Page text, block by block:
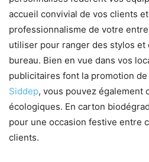
accueil convivial de vos clients
professionnalisme de votre
utiliser pour ranger des stylos et
bureau. Bien en vue dans vos
publicitaires font la promotion
Siddep, vous pouvez également
écologiques. En carton
pour une occasion festive entre
clients.